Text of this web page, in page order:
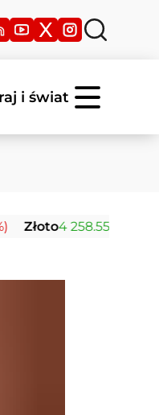
i świat
4 258.55 USD (+0.27%)